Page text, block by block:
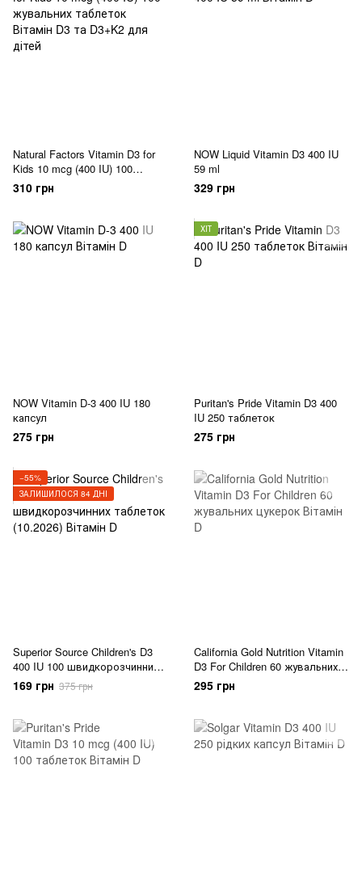
Natural Factors Vitamin D3 for
Kids 10 mcg (400 IU) 100
жувальних таблеток
310 грн
NOW Liquid Vitamin D3 400 IU
59 ml
329 грн
NOW Vitamin D-3 400 IU 180
капсул
275 грн
ХІТ
Puritan's Pride Vitamin D3 400
IU 250 таблеток
275 грн
−55%
ЗАЛИШИЛОСЯ 84 ДНІ
Superior Source Children's D3
400 IU 100 швидкорозчинних
таблеток (10.2026)
169 грн 375 грн
California Gold Nutrition Vitamin
D3 For Children 60 жувальних
цукерок
295 грн